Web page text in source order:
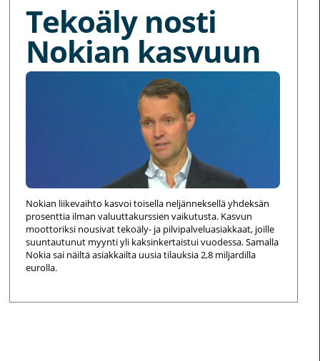
Tekoäly nosti
Nokian kasvuun
Nokian liikevaihto kasvoi toisella neljänneksellä yhdeksän
prosenttia ilman valuuttakurssien vaikutusta. Kasvun
moottoriksi nousivat tekoäly- ja pilvipalveluasiakkaat, joille
suuntautunut myynti yli kaksinkertaistui vuodessa. Samalla
Nokia sai näiltä asiakkailta uusia tilauksia 2,8 miljardilla
eurolla.